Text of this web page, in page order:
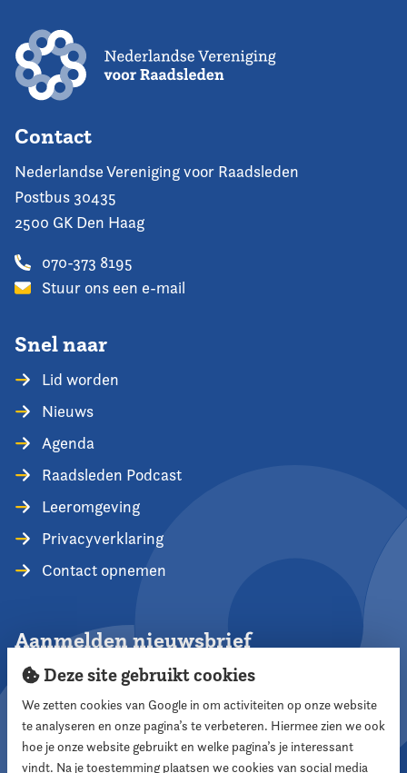
Contact
Nederlandse Vereniging voor Raadsleden
Postbus 30435
2500 GK Den Haag
070-373 8195
Stuur ons een e-mail
Snel naar
Lid worden
Nieuws
Agenda
Raadsleden Podcast
Leeromgeving
Privacyverklaring
Contact opnemen
Aanmelden nieuwsbrief
Aanmelden
Deze site gebruikt cookies
We zetten cookies van Google in om activiteiten op onze website
te analyseren en onze pagina’s te verbeteren. Hiermee zien we ook
hoe je onze website gebruikt en welke pagina’s je interessant
vindt. Na je toestemming plaatsen we cookies van social media